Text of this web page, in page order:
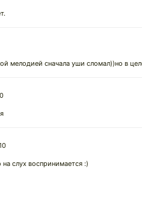
мелодией сначала уши сломал))но в
слух воспринимается :)